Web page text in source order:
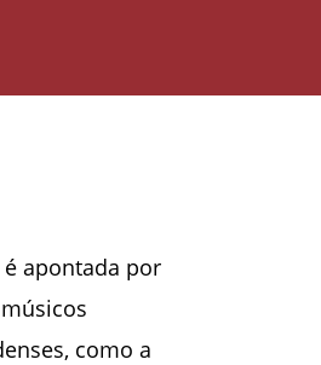
apontada por
como a